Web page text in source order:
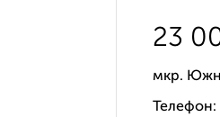
23
мкр.
Телефон: